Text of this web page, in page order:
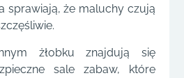
sprawiają, że maluchy czują
żłobku znajdują się
sale zabaw, które